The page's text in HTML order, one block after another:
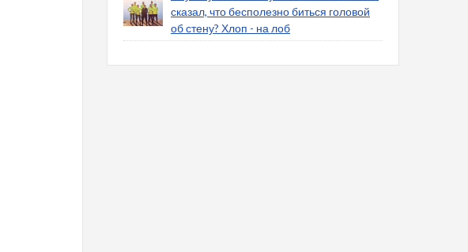
сказал, что бесполезно биться головой
об стену? Хлоп - на лоб